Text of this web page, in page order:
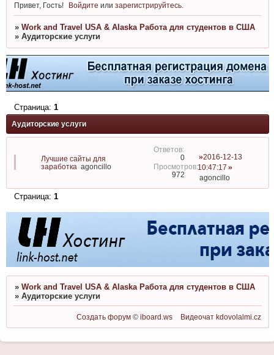
Привет, Гость! Войдите илизарегистрируйтесь
» Work and Travel USA & Alaska Работа для студентов в США
» Аудиторские услуги
Аудиторские услуги
Страница: 1
Лучшие сайты для
заработка agoncillo
0
972
2016-12-13
10:47:17
agoncillo
Страница: 1
» Work and Travel USA & Alaska Работа для студентов в США
» Аудиторские услуги
Создать форум ©iboard.ws Видеочат kdovolalmi.cz